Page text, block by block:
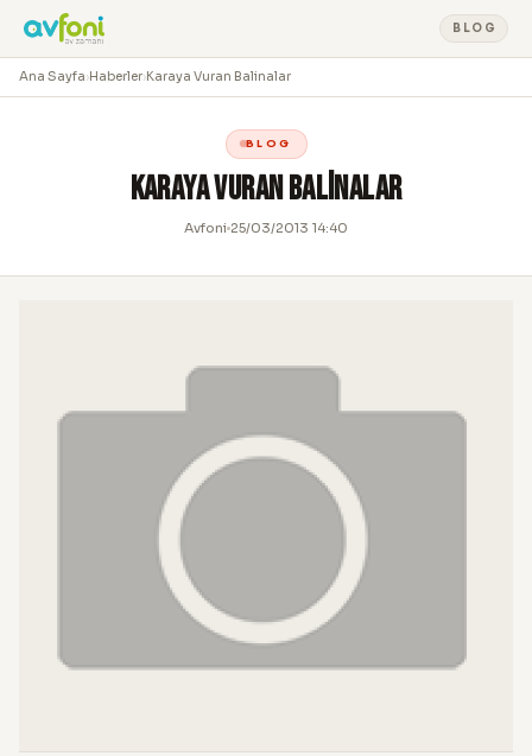
BLOG
Ana Sayfa›Haberler›Karaya Vuran Balinalar
BLOG
Karaya Vuran Balinalar
Avfoni 25/03/2013 14:40